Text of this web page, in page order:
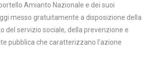
Amianto Nazionale e dei suoi
messo gratuitamente a disposizione della
del servizio sociale, della prevenzione e
pubblica che caratterizzano l’azione